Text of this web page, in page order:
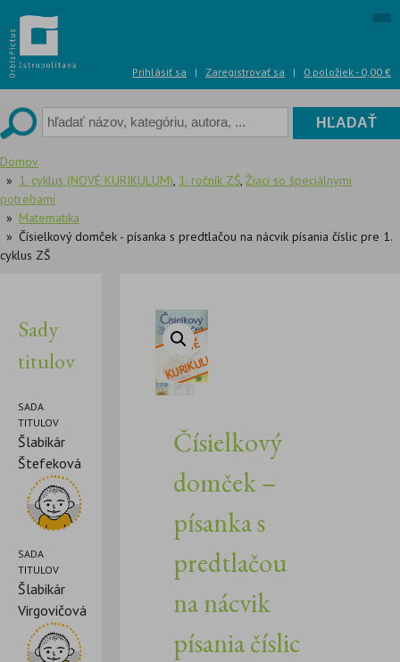
to
content
Prihlásiť sa | Zaregistrovať sa | 0 položiek - 0,00 €
Domov
1. cyklus (NOVÉ KURIKULUM), 1. ročník ZŠ, Žiaci so špeciálnymi
potrebami
Matematika
Čísielkový domček - písanka s predtlačou na nácvik písania číslic pre 1.
cyklus ZŠ
Sady
titulov
SADA
TITULOV
Šlabikár
Štefeková
SADA
TITULOV
Šlabikár
Virgovičová
Čísielkový
domček –
písanka s
predtlačou
na nácvik
písania číslic